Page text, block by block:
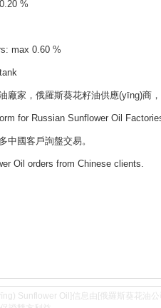
%
max 0.60 %
家，俄羅斯葵花籽油供應(yīng)
for Russian Sunflower Oil
客戶詢盤交易。
Oil orders from Chinese clients.
Sunflower Oil]信息由[俄羅斯葵花油公